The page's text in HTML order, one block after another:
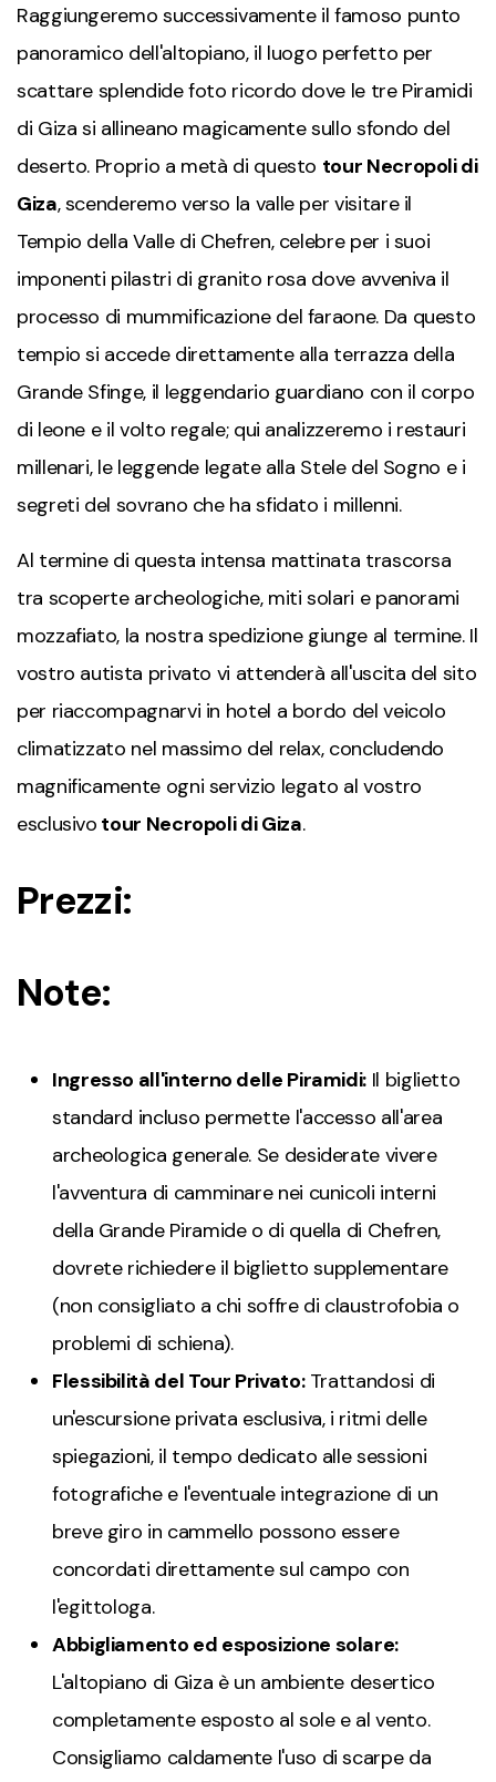
Raggiungeremo successivamente il famoso punto
panoramico dell'altopiano, il luogo perfetto per
scattare splendide foto ricordo dove le tre Piramidi
di Giza si allineano magicamente sullo sfondo del
deserto. Proprio a metà di questo tour Necropoli di
Giza, scenderemo verso la valle per visitare il
Tempio della Valle di Chefren, celebre per i suoi
imponenti pilastri di granito rosa dove avveniva il
processo di mummificazione del faraone. Da questo
tempio si accede direttamente alla terrazza della
Grande Sfinge, il leggendario guardiano con il corpo
di leone e il volto regale; qui analizzeremo i restauri
millenari, le leggende legate alla Stele del Sogno e i
segreti del sovrano che ha sfidato i millenni.
Al termine di questa intensa mattinata trascorsa
tra scoperte archeologiche, miti solari e panorami
mozzafiato, la nostra spedizione giunge al termine. Il
vostro autista privato vi attenderà all'uscita del sito
per riaccompagnarvi in hotel a bordo del veicolo
climatizzato nel massimo del relax, concludendo
magnificamente ogni servizio legato al vostro
esclusivo tour Necropoli di Giza.
Prezzi:
Note:
Ingresso all'interno delle Piramidi: Il biglietto
standard incluso permette l'accesso all'area
archeologica generale. Se desiderate vivere
l'avventura di camminare nei cunicoli interni
della Grande Piramide o di quella di Chefren,
dovrete richiedere il biglietto supplementare
(non consigliato a chi soffre di claustrofobia o
problemi di schiena).
Flessibilità del Tour Privato:Trattandosi di
un'escursione privata esclusiva, i ritmi delle
spiegazioni, il tempo dedicato alle sessioni
fotografiche e l'eventuale integrazione di un
breve giro in cammello possono essere
concordati direttamente sul campo con
l'egittologa.
Abbigliamento ed esposizione solare:
L'altopiano di Giza è un ambiente desertico
completamente esposto al sole e al vento.
Consigliamo caldamente l'uso di scarpe da